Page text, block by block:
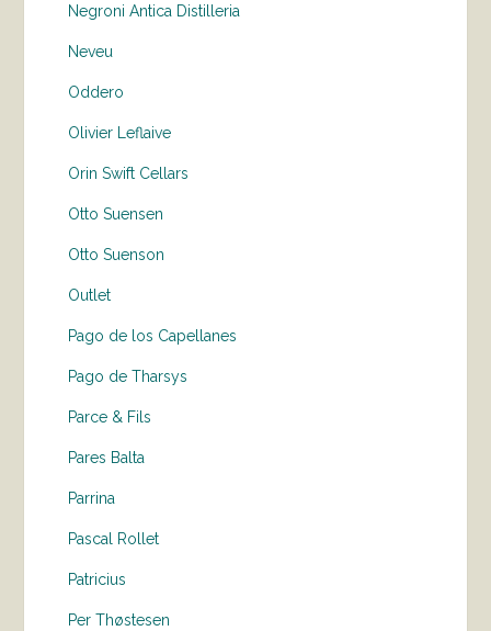
Negroni Antica Distilleria
Neveu
Oddero
Olivier Leflaive
Orin Swift Cellars
Otto Suensen
Otto Suenson
Outlet
Pago de los Capellanes
Pago de Tharsys
Parce & Fils
Pares Balta
Parrina
Pascal Rollet
Patricius
Per Thøstesen